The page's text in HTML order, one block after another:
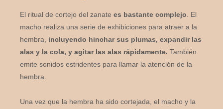
El ritual de cortejo del zanate es bastante complejo . El
macho realiza una serie de exhibiciones para atraer a la
hembra,
incluyendo hinchar sus plumas, expandir las
alas y la cola, y agitar las alas rápidamente. También
emite sonidos estridentes para llamar la atención de la
hembra.
Una vez que la hembra ha sido cortejada, el macho y la